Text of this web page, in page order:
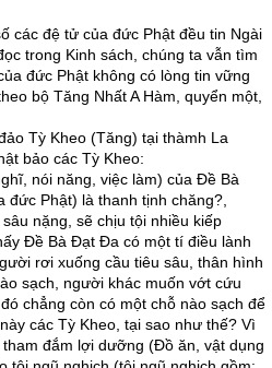
các đệ tử của đức Phật đều tin Ngài
trong Kinh sách, chúng ta vẫn tìm
đức Phật không có lòng tin vững
bộ Tăng Nhất A Hàm, quyển một,
Tỳ Kheo (Tăng) tại thàmh La
bảo các Tỳ Kheo:
nói năng, việc làm) của Đề Bà
Phật) là thanh tịnh chăng?,
nặng, sẽ chịu tội nhiều kiếp
Đề Bà Đạt Đa có một tí điều lành
rơi xuống cầu tiêu sâu, thân hình
sạch, người khác muốn vớt cứu
chẳng còn có một chỗ nào sạch để
các Tỳ Kheo, tại sao như thế? Vì
đắm lợi dưỡng (Đồ ăn, vật dụng